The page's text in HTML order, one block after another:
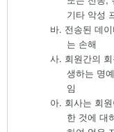
기타 악성
바. 전송된 데
는 손해
사. 회원간의
생하는 명
임
아. 회사는 회
한 것에 대